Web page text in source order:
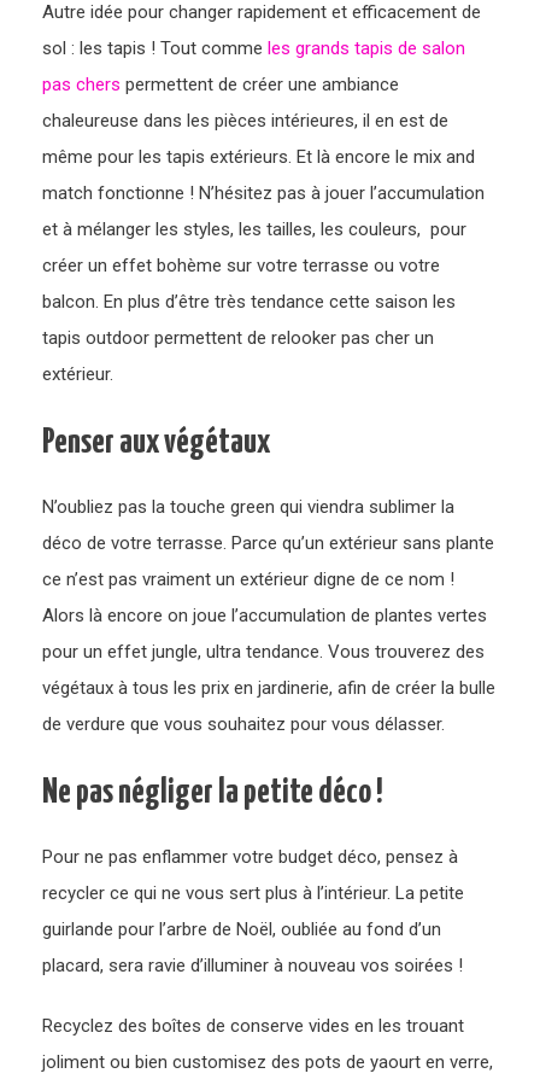
Autre idée pour changer rapidement et efficacement de
sol : les tapis ! Tout comme les grands tapis de salon
pas chers permettent de créer une ambiance
chaleureuse dans les pièces intérieures, il en est de
même pour les tapis extérieurs. Et là encore le mix and
match fonctionne ! N’hésitez pas à jouer l’accumulation
et à mélanger les styles, les tailles, les couleurs, pour
créer un effet bohème sur votre terrasse ou votre
balcon. En plus d’être très tendance cette saison les
tapis outdoor permettent de relooker pas cher un
extérieur.
Penser aux végétaux
N’oubliez pas la touche green qui viendra sublimer la
déco de votre terrasse. Parce qu’un extérieur sans plante
ce n’est pas vraiment un extérieur digne de ce nom !
Alors là encore on joue l’accumulation de plantes vertes
pour un effet jungle, ultra tendance. Vous trouverez des
végétaux à tous les prix en jardinerie, afin de créer la bulle
de verdure que vous souhaitez pour vous délasser.
Ne pas négliger la petite déco !
Pour ne pas enflammer votre budget déco, pensez à
recycler ce qui ne vous sert plus à l’intérieur. La petite
guirlande pour l’arbre de Noël, oubliée au fond d’un
placard, sera ravie d’illuminer à nouveau vos soirées !
Recyclez des boîtes de conserve vides en les trouant
joliment ou bien customisez des pots de yaourt en verre,